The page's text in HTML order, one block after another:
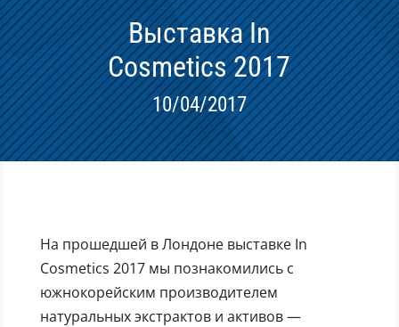
Выставка In
Cosmetics 2017
10/04/2017
На прошедшей в Лондоне выставке In
Cosmetics 2017 мы познакомились с
южнокорейским производителем
натуральных экстрактов и активов —